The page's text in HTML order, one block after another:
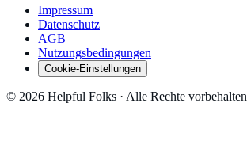
Impressum
Datenschutz
AGB
Nutzungsbedingungen
Cookie-Einstellungen
© 2026 Helpful Folks · Alle Rechte vorbehalten